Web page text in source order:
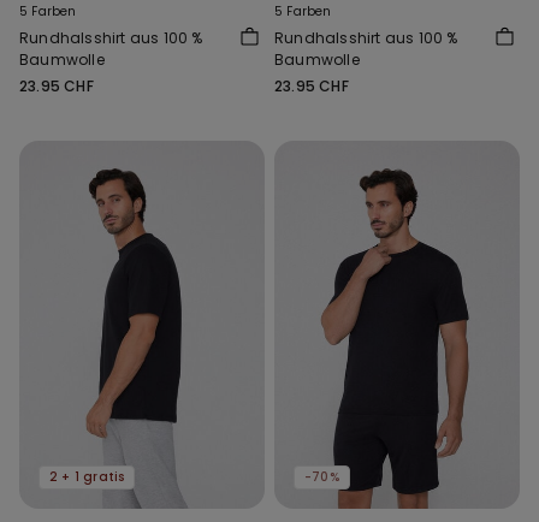
5 Farben
Rundhalsshirt aus 100 %
Baumwolle
23.95 CHF
5 Farben
Rundhalsshirt aus 100 %
Baumwolle
23.95 CHF
2 + 1 gratis -70%